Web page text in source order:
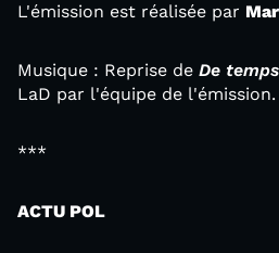
L'émission est réalisée par
Musique : Reprise de De
LaD par l'équipe de l'émission.
***
ACTU POL